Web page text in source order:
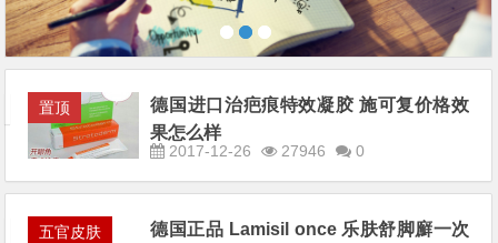
置顶
德国进口治疤痕特效凝胶 施可复价格效
果怎么样
2017-12-26 27946 0
五官皮肤
德国正品 Lamisil once 乐肤舒脚廯一次